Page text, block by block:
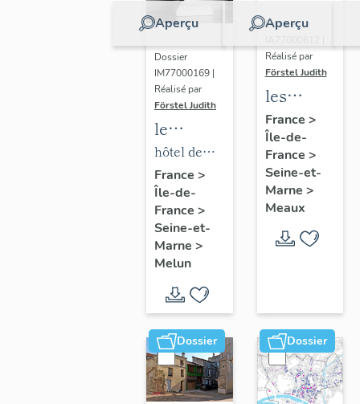
Aperçu
Dossier
IM77000169 |
Réalisé par
Förstel Judith
le
mobilier
de l'hôtel
de ville
hôtel de
ville
France >
Île-de-
France >
Seine-et-
Marne >
Melun
Aperçu
Dossier
Réalisé par
Förstel Judith
les
maisons
et
immeubles
de
Meaux
France >
Île-de-
France >
Seine-et-
Marne >
Meaux
Dossier Dossier